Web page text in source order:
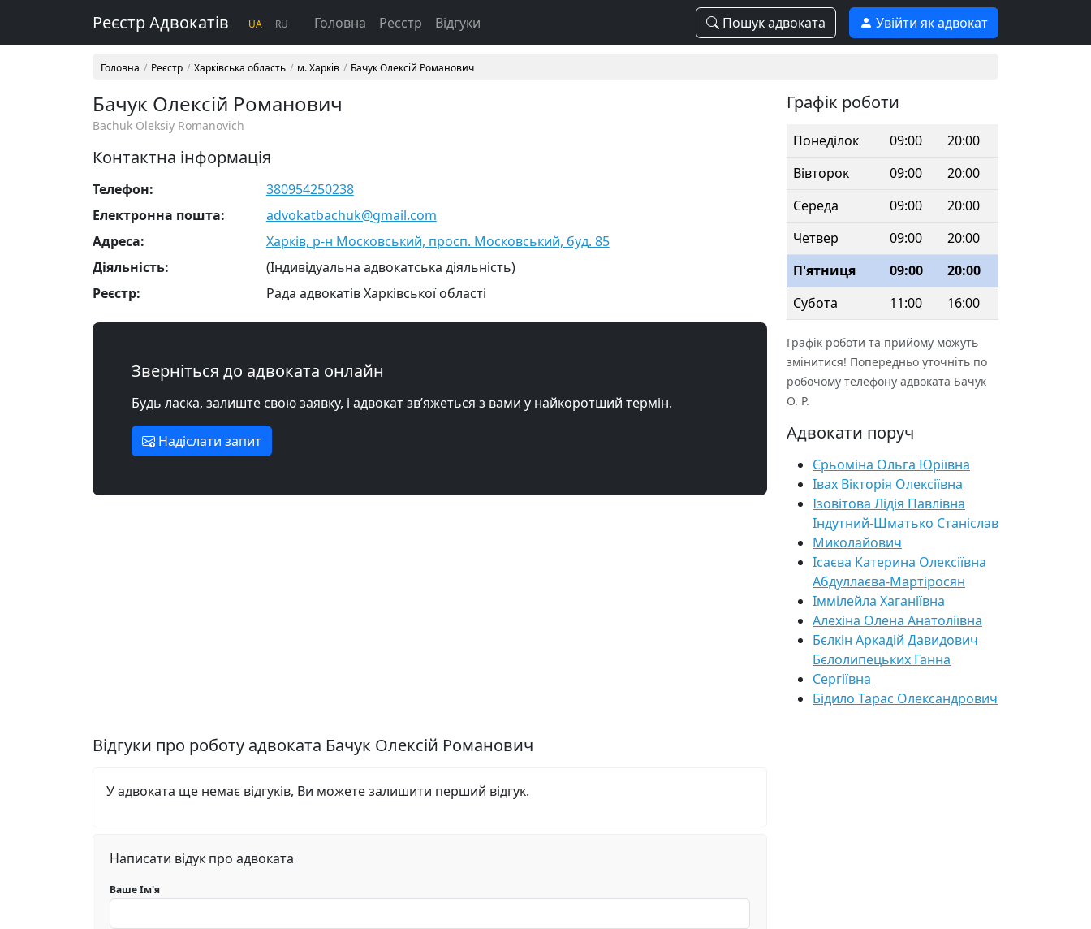
Реєстр Адвокатів UA RU Головна Реєстр Відгуки Пошук адвоката Увійти як адвокат
Головна Реєстр Харківська область м. Харків Бачук Олексій Романович
Бачук Олексій Романович
Bachuk Oleksiy Romanovich
Контактна інформація
Телефон:
380954250238
Електронна пошта:
advokatbachuk@gmail.com
Адреса:
Харків, р-н Московський, просп. Московський, буд. 85
Діяльність:
(Індивідуальна адвокатська діяльність)
Реєстр:
Рада адвокатів Харківської області
Зверніться до адвоката онлайн
Будь ласка, залиште свою заявку, і адвокат зв’яжеться з вами у найкоротший термін.
Надіслати запит
Відгуки про роботу адвоката Бачук Олексій Романович
У адвоката ще немає відгуків, Ви можете залишити перший відгук.
Написати відук про адвоката
Ваше Ім'я
Графік роботи
Понеділок 09:00
20:00
Вівторок
09:00
20:00
Середа
09:00
20:00
Четвер
09:00
20:00
П'ятниця
09:00
20:00
Субота
11:00 16:00
Графік роботи та прийому можуть
змінитися! Попередньо уточніть по
робочому телефону адвоката Бачук
О. Р.
Адвокати поруч
Єрьоміна Ольга Юріївна
Івах Вікторія Олексіївна
Ізовітова Лідія Павлівна
Індутний-Шматько Станіслав
Миколайович
Ісаєва Катерина Олексіївна
Абдуллаєва-Мартіросян
Іммілейла Хаганіївна
Алехіна Олена Анатоліївна
Бєлкін Аркадій Давидович
Бєлолипецьких Ганна
Сергіївна
Бідило Тарас Олександрович